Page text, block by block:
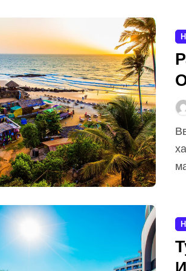
Введение Гоа — один из самых популярных и